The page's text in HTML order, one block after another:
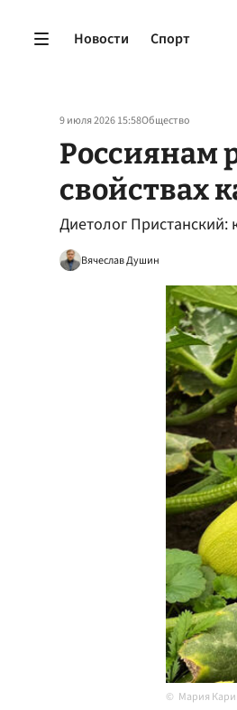
Новости Спорт
9 июля 2026 15:58Общество
Россиянам
свойствах
Диетолог Пристанский:
Вячеслав Душин
Мария